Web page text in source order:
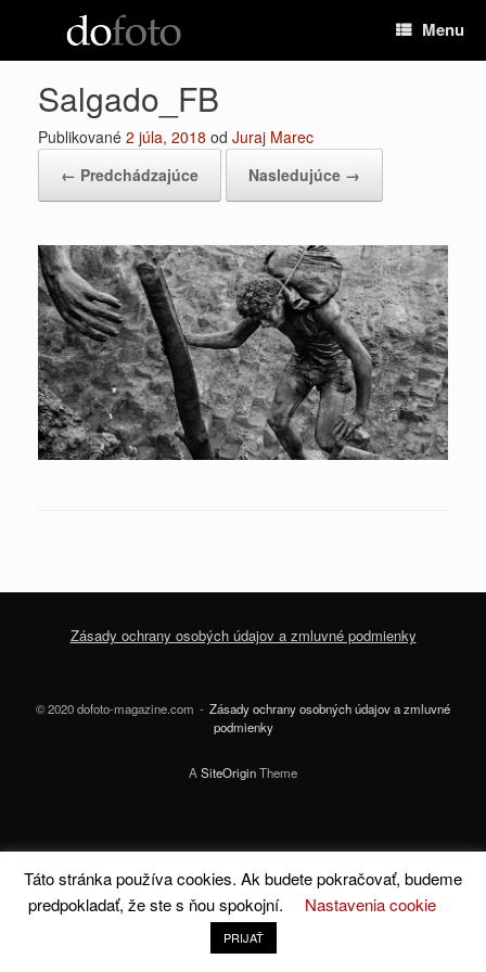
Menu
Salgado_FB
Publikované 2 júla, 2018 od Juraj Marec
← Predchádzajúce
Nasledujúce →
Zásady ochrany osobých údajov a zmluvné podmienky
© 2020 dofoto-magazine.com
Zásady ochrany osobných údajov a zmluvné
podmienky
ASiteOriginTheme
Táto stránka používa cookies. Ak budete pokračovať, budeme
predpokladať, že ste s ňou spokojní.
Nastavenia cookie
PRIJAŤ